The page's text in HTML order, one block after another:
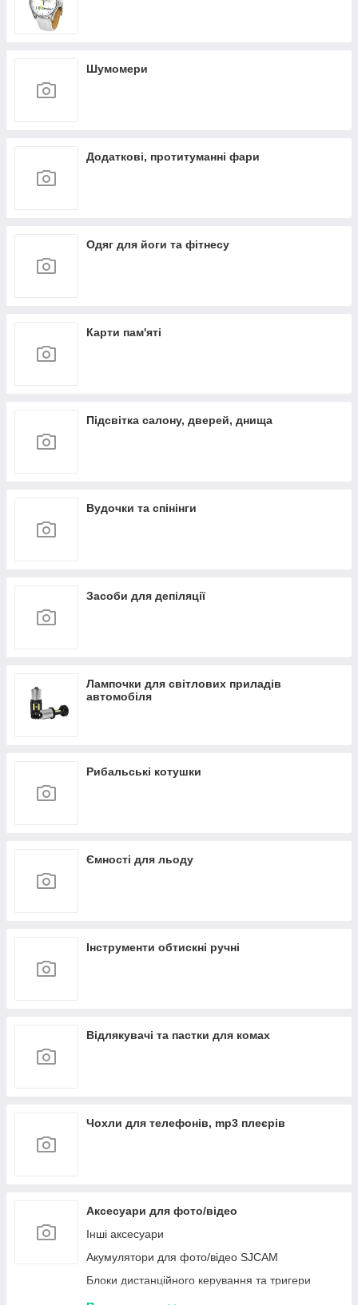
Шумомери
Додаткові, протитуманні фари
Одяг для йоги та фітнесу
Карти пам'яті
Підсвітка салону, дверей, днища
Вудочки та спінінги
Засоби для депіляції
Лампочки для світлових приладів
автомобіля
Рибальські котушки
Ємності для льоду
Інструменти обтискні ручні
Відлякувачі та пастки для комах
Чохли для телефонів, mp3 плеєрів
Аксесуари для фото/відео
Інші аксесуари
Акумулятори для фото/відео SJCAM
Блоки дистанційного керування та тригери